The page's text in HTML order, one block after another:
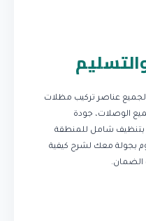
عناصر تركيب مظلات
الوصلات، جودة
بتنظيف شامل للمنطقة
بجولة معك لشرح كيفية
الضمان.